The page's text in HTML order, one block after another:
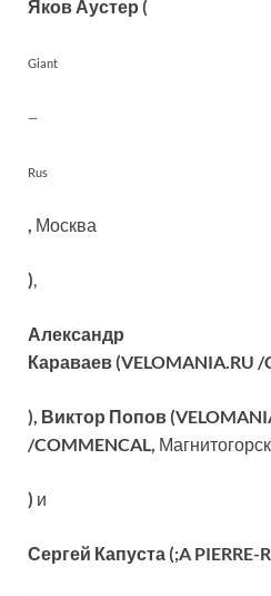
Яков Аустер (
Giant
—
Rus
, Москва
),
Александр
Караваев (VELOMANIA.RU /
), Виктор Попов
/COMMENCAL, Магнитогорск
) и
Сергей Капуста (;A PIERRE-